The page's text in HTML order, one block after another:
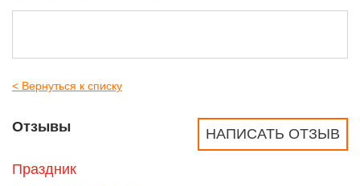
< Вернуться к списку
НАПИСАТЬ ОТЗЫВ
Отзывы
Праздник